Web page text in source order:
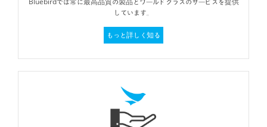
しています。
もっと詳しく知る